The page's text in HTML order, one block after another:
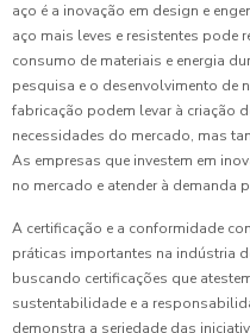
aço é a inovação em design e
aço mais leves e resistentes pode
consumo de materiais e energia
pesquisa e o desenvolvimento de
fabricação podem levar à criação
necessidades do mercado, mas
As empresas que investem em
no mercado e atender à demanda
A certificação e a conformidade
práticas importantes na indústria
buscando certificações que
sustentabilidade e a
demonstra a seriedade das